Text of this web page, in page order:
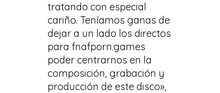
tratando con especial
cariño. Teníamos ganas de
dejar a un lado los directos
para fnafporn.games
poder centrarnos en la
composición, grabación y
producción de este disco»,